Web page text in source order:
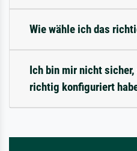
Wie wähle ich das
Ich bin mir nicht
richtig konfiguriert